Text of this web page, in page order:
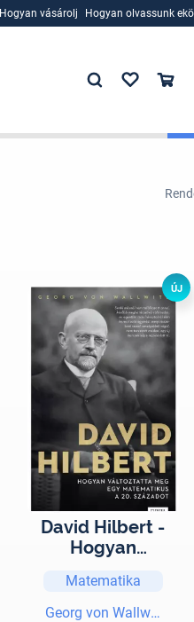
Hogyan vásárolj
Hogyan olvassunk
ÚJ
David Hilbert -
Hogyan
egy matematikus
a 20. századot
Matematika
Georg von Wallwitz